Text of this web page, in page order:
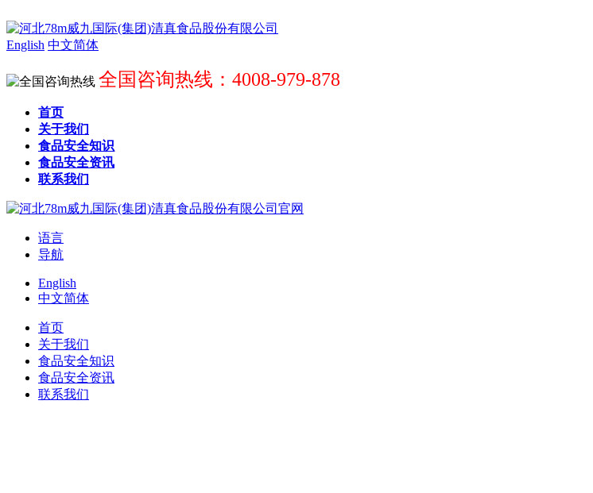
English 中文简体
全国咨询热线：4008-979-878
首页
关于我们
食品安全知识
食品安全资讯
联系我们
语言
导航
English
中文简体
首页
关于我们
食品安全知识
食品安全资讯
联系我们